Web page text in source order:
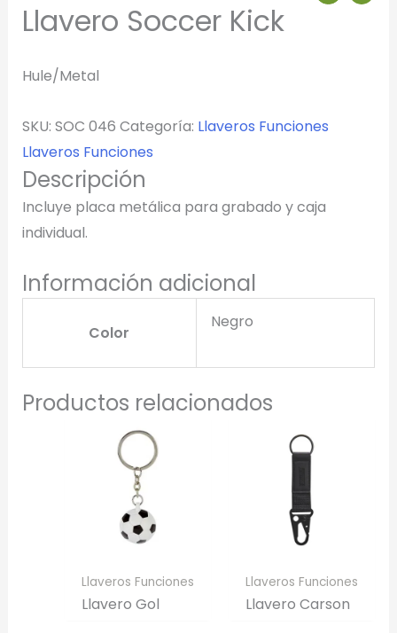
transparente.
Selecciona el estilo de marcado:
Una Tinta
Conserva los colores originales de tu logotipo.
Generar Vista Previa con IA
Llavero Soccer Kick
Hule/Metal
SKU: SOC 046 Categoría: Llaveros Funciones
Llaveros Funciones
Descripción
Incluye placa metálica para grabado y caja
individual.
Información adicional
Color
Negro
Productos relacionados
Llaveros Funciones
Llavero Gol
Llaveros Funciones
Llavero Carson